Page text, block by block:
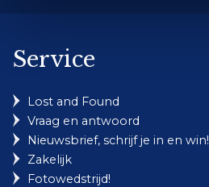
Service
Lost and Found
Vraag en antwoord
Nieuwsbrief, schrijf je in en win!
Zakelijk
Fotowedstrijd!